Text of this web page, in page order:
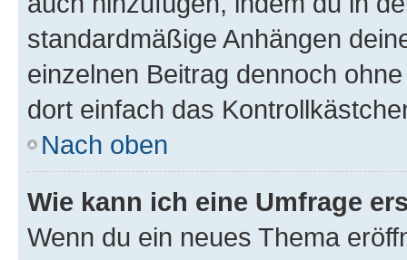
standardmäßige Anhängen
einzelnen Beitrag dennoch
dort einfach das
Nach oben
Wie kann ich eine Umfrage
Wenn du ein neues Thema